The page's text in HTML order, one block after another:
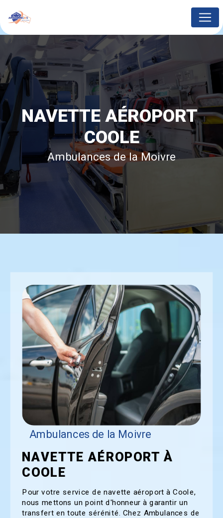
NAVETTE AÉROPORT
COOLE
Ambulances de la Moivre
Ambulances de la Moivre
NAVETTE AÉROPORT À
COOLE
Pour votre service de navette aéroport à Coole,
nous mettons un point d'honneur à garantir un
transfert en toute sérénité. Chez Ambulances de